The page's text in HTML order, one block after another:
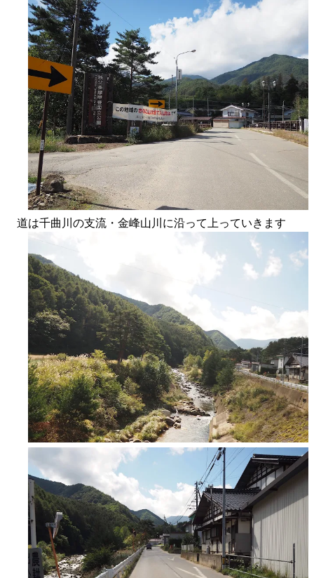
道は千曲川の支流・金峰山川に沿って上っていきます